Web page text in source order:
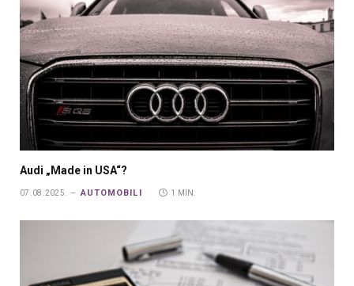
Audi „Made in USA“?
07.08.2025. AUTOMOBILI 1 MIN.